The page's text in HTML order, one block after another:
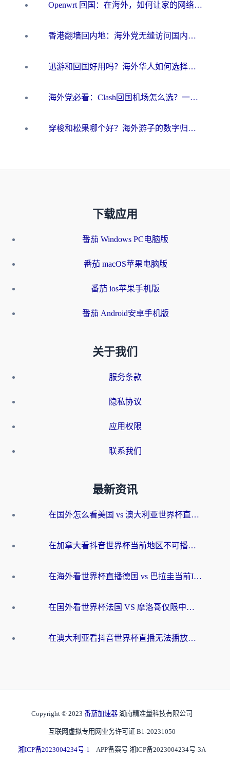
Openwrt 回国：在海外，如何让家的网络触手可及
香港翻墙回内地：海外党无缝访问国内资源的加速器选择全攻略
迅游和回国好用吗？海外华人如何选择靠谱的回国加速器
海外党必看：Clash回国机场怎么选？一篇搞定无缝访问国内资源的全攻略
穿梭和松果哪个好？海外游子的数字归乡路，到底该怎么选
下载应用
番茄 Windows PC电脑版
番茄 macOS苹果电脑版
番茄 ios苹果手机版
番茄 Android安卓手机版
关于我们
服务条款
隐私协议
应用权限
联系我们
最新资讯
在国外怎么看美国 vs 澳大利亚世界杯直播？海外党必藏的中文解说观赛指南
在加拿大看抖音世界杯当前地区不可播放？海外党体育观赛终极指南
在海外看世界杯直播德国 vs 巴拉圭当前IP受限制？这篇指南帮你轻松解决地区限制
在国外看世界杯法国 VS 摩洛哥仅限中国大陆？别让地域限制拦下你的欢呼
在澳大利亚看抖音世界杯直播无法播放？海外党体育观赛终极指南来了！
Copyright © 2023 番茄加速器 湖南精准量科技有限公司
互联网虚拟专用网业务许可证 B1-20231050
湘ICP备2023004234号-1 APP备案号 湘ICP备2023004234号-3A